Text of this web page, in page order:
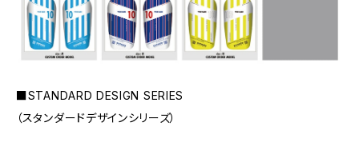
■STANDARD DESIGN SERIES
（スタンダードデザインシリーズ）